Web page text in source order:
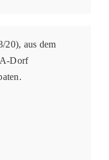
20), aus dem
Dorf